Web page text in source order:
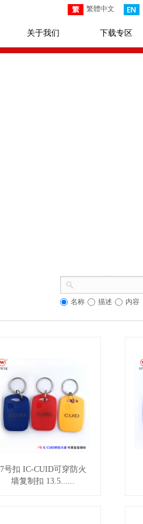
繁體中文
关于我们 下载专区
名称 描述 内容
7号扣 IC-CUID可穿防火
墙复制扣 13.5......